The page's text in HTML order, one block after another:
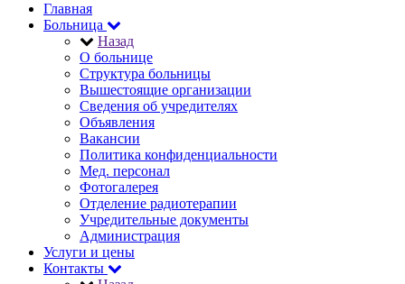
Главная
Больница
Назад
О больнице
Структура больницы
Вышестоящие организации
Сведения об учредителях
Объявления
Вакансии
Политика конфиденциальности
Мед. персонал
Фотогалерея
Отделение радиотерапии
Учредительные документы
Администрация
Услуги и цены
Контакты